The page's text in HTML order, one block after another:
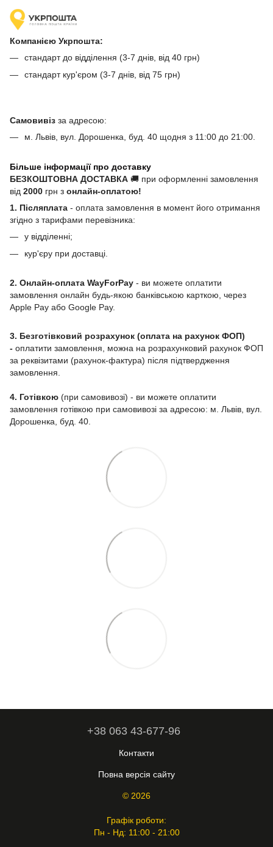
Компанією Укрпошта:
стандарт до відділення (3-7 днів, від 40 грн)
стандарт кур'єром (3-7 днів, від 75 грн)
Самовивіз за адресою:
м. Львів, вул. Дорошенка, буд. 40 щодня з 11:00 до 21:00.
Більше інформації про доставку
БЕЗКОШТОВНА ДОСТАВКА 🚚 при оформленні замовлення
від 2000 грн з онлайн-оплатою!
1. Післяплата - оплата замовлення в момент його отримання
згідно з тарифами перевізника:
у відділенні;
кур'єру при доставці.
2. Онлайн-оплата WayForPay - ви можете оплатити
замовлення онлайн будь-якою банківською карткою, через
Apple Pay або Google Pay.
3. Безготівковий розрахунок (оплата на рахунок ФОП)
- оплатити замовлення, можна на розрахунковий рахунок ФОП
за реквізитами (рахунок-фактура) після підтвердження
замовлення.
4. Готівкою (при самовивозі) - ви можете оплатити
замовлення готівкою при самовивозі за адресою: м. Львів, вул.
Дорошенка, буд. 40.
+38 063 43-677-96
Контакти
Повна версія сайту
© 2026
Графік роботи:
Пн - Нд: 11:00 - 21:00